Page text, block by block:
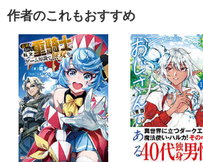
作者のこれもおすすめ